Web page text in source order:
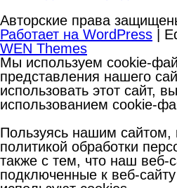
Авторские права
Работает на WordPress |
WEN Themes
Мы используем cookie-
представления нашего
использовать этот сайт,
использованием cookie-
Пользуясь нашим сайтом,
политикой обработки
также с тем, что наш веб-
подключенные к веб-